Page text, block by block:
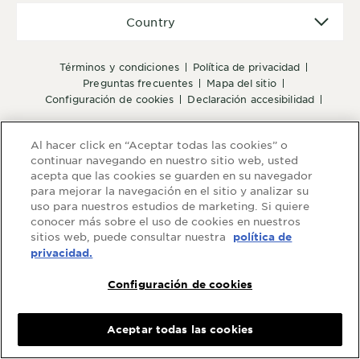
términos y condiciones
política de privacidad
preguntas frecuentes
mapa del sitio
configuración de cookies
declaración accesibilidad
Country
Al hacer click en “Aceptar todas las cookies” o
continuar navegando en nuestro sitio web, usted
acepta que las cookies se guarden en su navegador
para mejorar la navegación en el sitio y analizar su
uso para nuestros estudios de marketing. Si quiere
conocer más sobre el uso de cookies en nuestros
sitios web, puede consultar nuestra
política de
privacidad.
Configuración de cookies
Aceptar todas las cookies